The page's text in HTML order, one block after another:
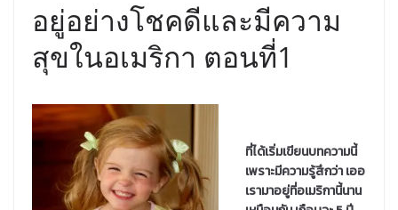
อยู่อย่างโชคดีและมีความ
สุขในอเมริกา ตอนที่1
ที่ได้เริ่มเขียนบทความนี้
เพราะมีความรู้สึกว่า เออ
เรามาอยู่ที่อเมริกานี้นาน